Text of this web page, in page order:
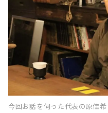
今回お話を伺った代表の原佳